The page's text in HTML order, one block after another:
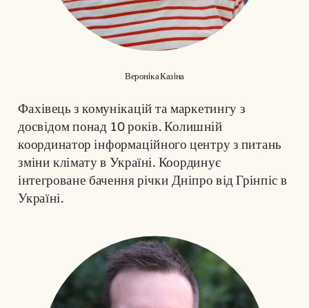
Веронiка Казiна
Фахівець з комунікацій та маркетингу з
досвідом понад 10 років. Колишній
координатор інформаційного центру з питань
зміни клімату в Україні. Координує
інтегроване бачення річки Дніпро від Грінпіс в
Україні.